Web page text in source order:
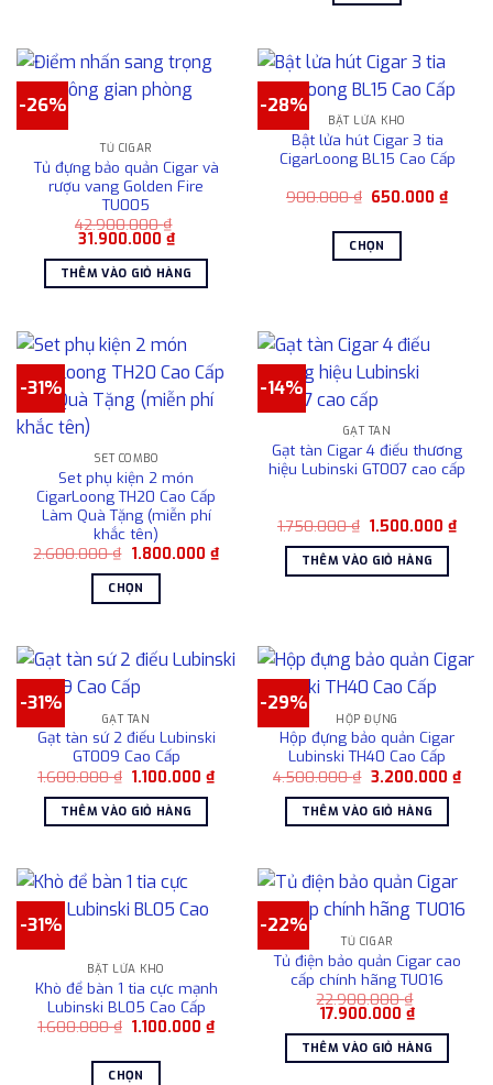
này
có
biến
thể.
tùy
có
trên
trang
sản
phẩm
-26%
TỦ CIGAR
Tủ đựng bảo quản Cigar và
rượu vang Golden Fire
TU005
42.900.000₫
Giá
là:
42.900.000 ₫.
31.900.000 ₫Giá
hiện
tại
là:
31.900.000 ₫.
THÊM VÀO GIỎ HÀNG
-28%
BẬT LỬA KHÒ
Bật lửa hút Cigar 3 tia
CigarLoong BL15 Cao Cấp
900.000₫ Giá
900.000 ₫.
650.000₫Giá
hiện
CHỌN
có
nhiều
biến
thể.
Các
tùy
chọn
thể
được
chọn
phẩm
-31%
SET COMBO
Set phụ kiện 2 món
CigarLoong TH20 Cao Cấp
Làm Quà Tặng (miễn phí
khắc tên)
2.600.000₫ Giá
là:
2.600.000 ₫.
1.800.000 ₫Giá
CHỌN
này
có
biến
thể.
Các
tùy
chọn
được
chọn
trang
sản
phẩm
-14%
GẠT TÀN
Gạt tàn Cigar 4 điếu thương
hiệu Lubinski GT007 cao cấp
1.750.000₫ Giá
là:
1.750.000 ₫.
1.500.000₫Giá
THÊM VÀO GIỎ HÀNG
-31%
GẠT TÀN
Gạt tàn sứ 2 điếu Lubinski
GT009 Cao Cấp
1.600.000₫ Giá
là:
1.600.000 ₫.
1.100.000₫Giá
hiện
1.100.000 ₫.
THÊM VÀO GIỎ HÀNG
-29%
HỘP ĐỰNG
Hộp đựng bảo quản Cigar
Lubinski TH40 Cao Cấp
4.500.000₫ Giá
là:
4.500.000 ₫.
3.200.000 ₫Giá
hiện
THÊM VÀO GIỎ HÀNG
-31%
BẬT LỬA KHÒ
Khò để bàn 1 tia cực mạnh
Lubinski BL05 Cao Cấp
1.600.000₫ Giá
1.600.000 ₫.
1.100.000₫Giá
hiện
CHỌN
-22%
TỦ CIGAR
Tủ điện bảo quản Cigar cao
cấp chính hãng TU016
22.900.000₫
Giá
là:
22.900.000 ₫.
17.900.000 ₫Giá
hiện
tại
là:
THÊM VÀO GIỎ HÀNG